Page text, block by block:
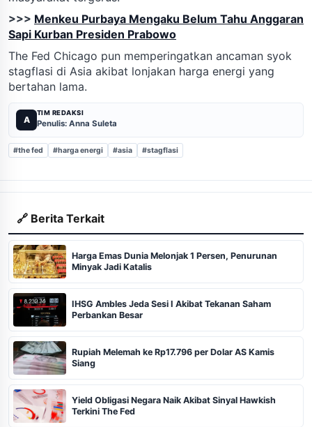
>>> Menkeu Purbaya Mengaku Belum Tahu Anggaran
Sapi Kurban Presiden Prabowo
The Fed Chicago pun memperingatkan ancaman syok
stagflasi di Asia akibat lonjakan harga energi yang
bertahan lama.
A
TIM REDAKSI
Penulis: Anna Suleta
#the fed #harga energi #asia #stagflasi
🔗 Berita Terkait
Harga Emas Dunia Melonjak 1 Persen, Penurunan
Minyak Jadi Katalis
IHSG Ambles Jeda Sesi I Akibat Tekanan Saham
Perbankan Besar
Rupiah Melemah ke Rp17.796 per Dolar AS Kamis
Siang
Yield Obligasi Negara Naik Akibat Sinyal Hawkish
Terkini The Fed